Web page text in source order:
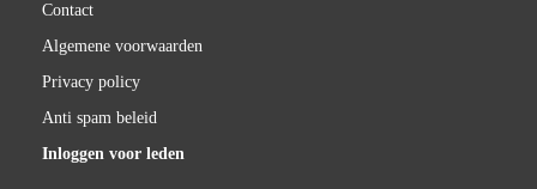
Contact
Algemene voorwaarden
Privacy policy
Anti spam beleid
Inloggen voor leden